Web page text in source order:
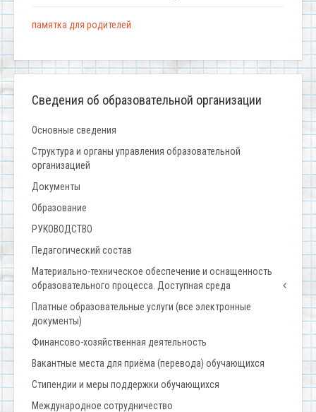
памятка для родителей
Сведения об образовательной организации
Основные сведения
Структура и органы управления образовательной
организацией
Документы
Образование
РУКОВОДСТВО
Педагогический состав
Материально-техническое обеспечение и оснащенность
образовательного процесса. Доступная среда
Платные образовательные услуги (все электронные
документы)
Финансово-хозяйственная деятельность
Вакантные места для приёма (перевода) обучающихся
Стипендии и меры поддержки обучающихся
Международное сотрудничество